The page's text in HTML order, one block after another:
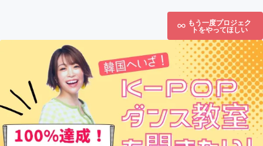
もう一度プロジェク
トをやってほしい